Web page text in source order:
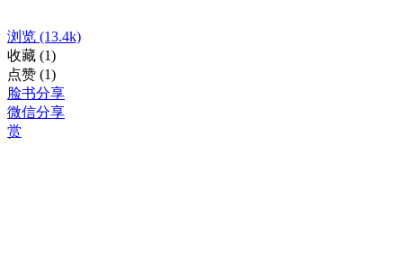
浏览 (13.4k)
收藏 (1)
点赞 (1)
脸书分享
微信分享
赏